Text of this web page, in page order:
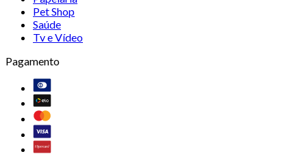
Pet Shop
Saúde
Tv e Vídeo
Pagamento